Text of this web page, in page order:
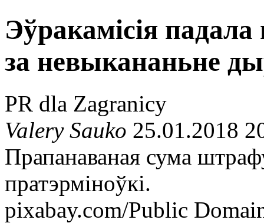
Эўракамісія
за невыкананьне
PR dla Zagranicy
Valery Sauko 25.01.2018
Прапанаваная сума
пратэрміноўкі.
pixabay.com/Public